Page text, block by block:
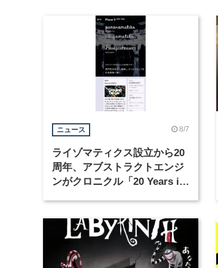
ニュース 8/7
ライゾマティクス設立から20
周年、アブストラクトエンジ
ンがクロニクル「20 Years in